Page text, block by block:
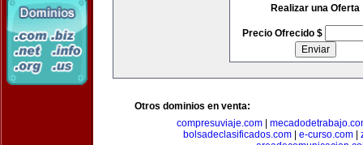
Realizar una Oferta
Precio Ofrecido $
Otros dominios en venta:
compresuviaje.com
bolsadeclasificados.com
e-curso.com